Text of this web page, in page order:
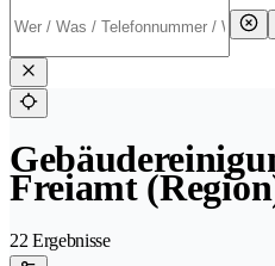
Freiamt
22 Ergebnisse